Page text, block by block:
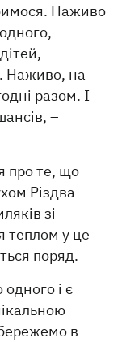
Наживо
Наживо, на
разом. І
–
про те, що
Різдва
зі
теплом у це
поряд.
і є
в